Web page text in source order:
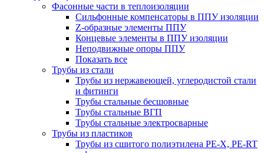
Фасонные части в теплоизоляции
Cильфонные компенсаторы в ППУ изоляции
Z-образные элементы ППУ
Концевые элементы в ППУ изоляции
Неподвижные опоры ППУ
Показать все
Трубы из стали
Трубы из нержавеющей, углеродистой стали
и фитинги
Трубы стальные бесшовные
Трубы стальные ВГП
Трубы стальные электросварные
Трубы из пластиков
Трубы из сшитого полиэтилена PE-X, PE-RT